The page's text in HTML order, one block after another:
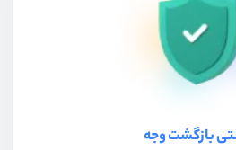
پیام‌رسانبا Laravel Reverb
کیف پول دیجیتال
بازگشت وجه